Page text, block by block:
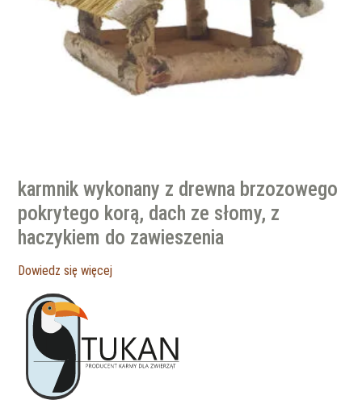
karmnik wykonany z drewna brzozowego
pokrytego korą, dach ze słomy, z
haczykiem do zawieszenia
Dowiedz się więcej